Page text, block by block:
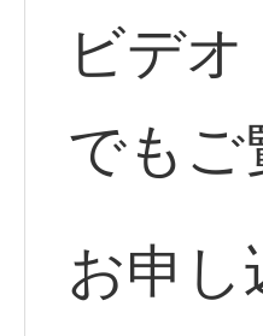
ビデ
でもご
お申